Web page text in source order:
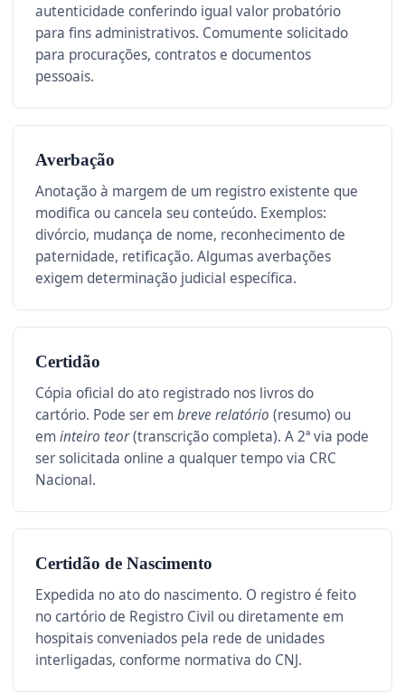
autenticidade conferindo igual valor probatório
para fins administrativos. Comumente solicitado
para procurações, contratos e documentos
pessoais.
Averbação
Anotação à margem de um registro existente que
modifica ou cancela seu conteúdo. Exemplos:
divórcio, mudança de nome, reconhecimento de
paternidade, retificação. Algumas averbações
exigem determinação judicial específica.
Certidão
Cópia oficial do ato registrado nos livros do
cartório. Pode ser em breve relatório (resumo) ou
em inteiro teor(transcrição completa). A 2ª via pode
ser solicitada online a qualquer tempo via CRC
Nacional.
Certidão de Nascimento
Expedida no ato do nascimento. O registro é feito
no cartório de Registro Civil ou diretamente em
hospitais conveniados pela rede de unidades
interligadas, conforme normativa do CNJ.